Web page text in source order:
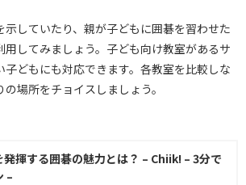
示していたり、親が子どもに囲碁を習わせた
用してみましょう。子ども向け教室があるサ
子どもにも対応できます。各教室を比較しな
場所をチョイスしましょう。
揮する囲碁の魅力とは？ – Chiik! – 3分で
–